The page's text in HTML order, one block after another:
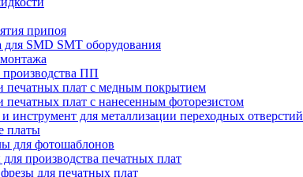
припоя
для SMD SMT оборудования
ПП
печатных плат с медным покрытием
печатных плат с нанесенным фоторезистом
инструмент для металлизации переходных отверстий
платы
для фотошаблонов
производства печатных плат
для печатных плат